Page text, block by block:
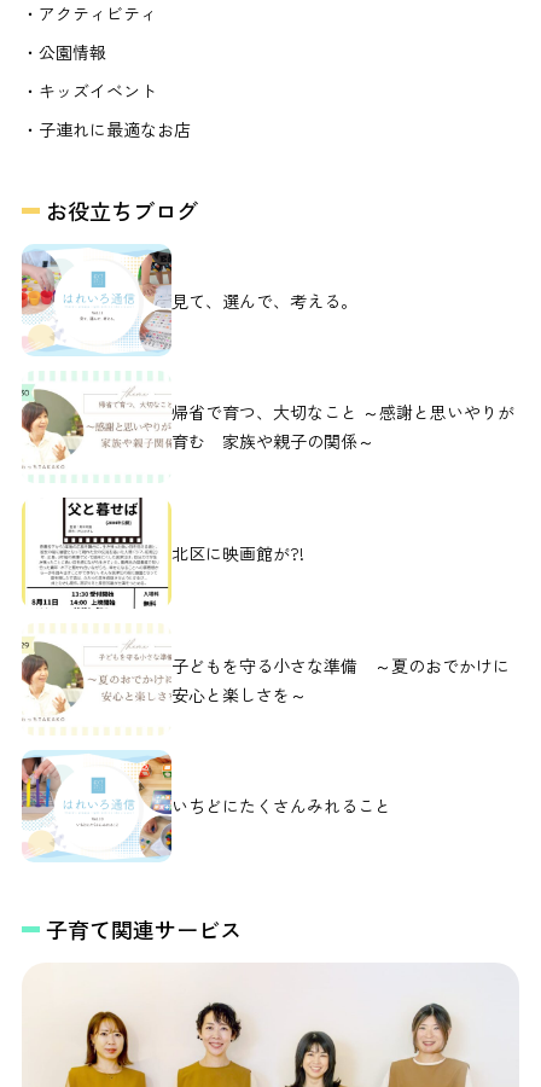
・アクティビティ
・公園情報
・キッズイベント
・子連れに最適なお店
お役立ちブログ
見て、選んで、考える。
帰省で育つ、大切なこと ～感謝と思いやりが
育む 家族や親子の関係～
北区に映画館が?!
子どもを守る小さな準備 ～夏のおでかけに
安心と楽しさを～
いちどにたくさんみれること
子育て関連サービス